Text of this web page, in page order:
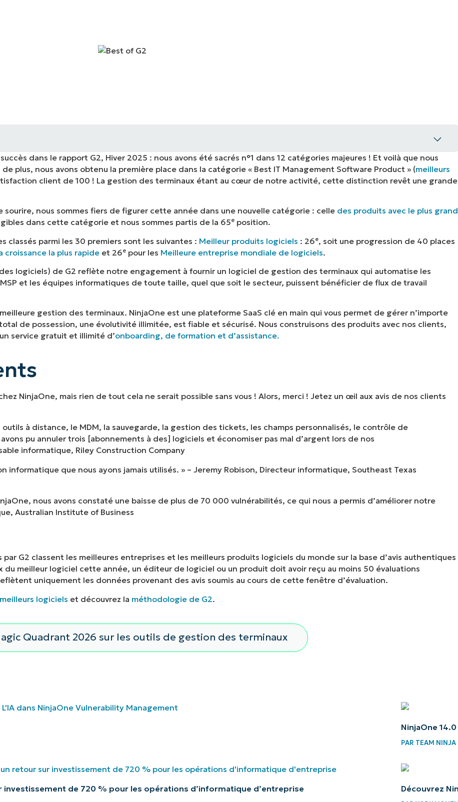
dans le rapport G2, Hiver 2025 : nous avons été sacrés n°1 dans 12 catégories majeures ! Et voilà que nous
plus, nous avons obtenu la première place dans la catégorie « Best IT Management Software Product » (meilleurs
client de 100 ! La gestion des terminaux étant au cœur de notre activité, cette distinction revêt une grande
nous sommes fiers de figurer cette année dans une nouvelle catégorie : celle des produits avec le plus grand
dans cette catégorie et nous sommes partis de la 65e position.
classés parmi les 30 premiers sont les suivantes : Meilleur produits logiciels : 26e, soit une progression de 40 places
croissance la plus rapide et 26e pour les Meilleure entreprise mondiale de logiciels.
logiciels) de G2 reflète notre engagement à fournir un logiciel de gestion des terminaux qui automatise les
et les équipes informatiques de toute taille, quel que soit le secteur, puissent bénéficier de flux de travail
gestion des terminaux. NinjaOne est une plateforme SaaS clé en main qui vous permet de gérer n’importe
de possession, une évolutivité illimitée, est fiable et sécurisé. Nous construisons des produits avec nos clients,
service gratuit et illimité d’onboarding, de formation et d’assistance.
NinjaOne, mais rien de tout cela ne serait possible sans vous ! Alors, merci ! Jetez un œil aux avis de nos clients
à distance, le MDM, la sauvegarde, la gestion des tickets, les champs personnalisés, le contrôle de
pu annuler trois [abonnements à des] logiciels et économiser pas mal d’argent lors de nos
informatique, Riley Construction Company
informatique que nous ayons jamais utilisés. » – Jeremy Robison, Directeur informatique, Southeast Texas
nous avons constaté une baisse de plus de 70 000 vulnérabilités, ce qui nous a permis d’améliorer notre
Australian Institute of Business
G2 classent les meilleures entreprises et les meilleurs produits logiciels du monde sur la base d’avis authentiques
meilleur logiciel cette année, un éditeur de logiciel ou un produit doit avoir reçu au moins 50 évaluations
uniquement les données provenant des avis soumis au cours de cette fenêtre d’évaluation.
logiciels et découvrez la méthodologie de G2.
Quadrant 2026 sur les outils de gestion des terminaux
NinjaOne
PAR TEAM NINJA
investissement de 720 % pour les opérations d’informatique d’entreprise Découvrez
en action
telles que la gestion des terminaux, les correctifs, le MDM, la gestion
plus encore.